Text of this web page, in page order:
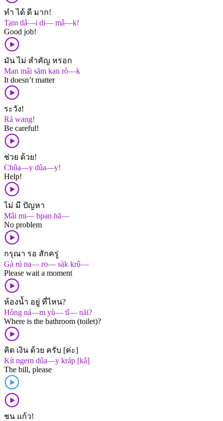
ทำ ได้ ดี มาก!
Tam dâ—i di— mâ—k!
Good job!
มัน ไม่ สำคัญ หรอก
Man mâi săm kan rò—k
It doesn’t matter
ระวัง!
Rá wang!
Be careful!
ช่วย ด้วย!
Chûa—y dûa—y!
Help!
ไม่ มี ปัญหา
Mâi mi— bpan hă—
No problem
กรุณา รอ สักครู่
Gà rú na— ro— sàk krû—
Please wait a moment
ห้องน้ำ อยู่ ที่ไหน?
Hông ná—m yù— tî— năi?
Where is the bathroom (toilet)?
คิด เงิน ด้วย ครับ [ค่ะ]
Kít ngern dûa—y kráp [kâ]
The bill, please
ชน แก้ว!